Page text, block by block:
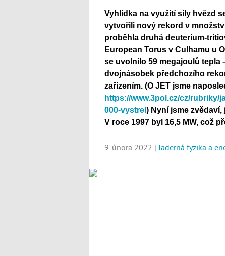
Vyhlídka na využití síly hvězd
vytvořili nový rekord v
proběhla druhá deuterium-
European Torus v Culhamu u
se uvolnilo 59 megajoulů tepla
dvojnásobek předchozího
zařízením. (O JET jsme
https://www.3pol.cz/cz/rubriky/
000-vystrel ) Nyní jsme
V roce 1997 byl 16,5 MW, což
9. února 2022 |Jaderná fyzika a